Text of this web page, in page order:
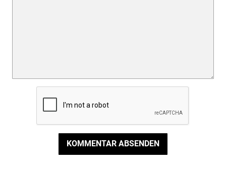
KOMMENTAR ABSENDEN